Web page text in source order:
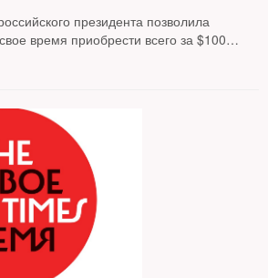
президента позволила
время приобрести всего за $100